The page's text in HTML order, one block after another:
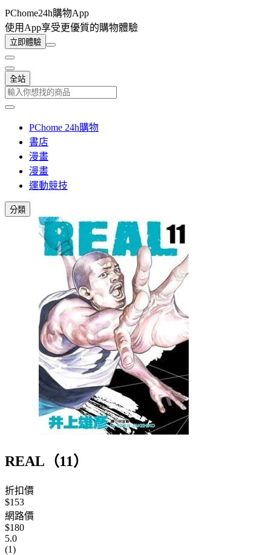
PChome24h購物App
使用App享受更優質的購物體驗
立即體驗
全站
PChome 24h購物
書店
漫畫
漫畫
運動競技
分類
REAL（11）
折扣價
$153
網路價
$180
5.0
(1)